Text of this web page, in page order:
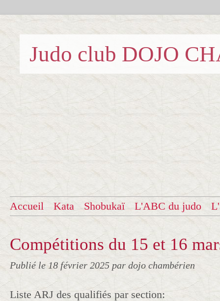
Judo club DOJO
Accueil Kata Shobukaï L'ABC du judo
Compétitions du 15 et 16
Publié le 18 février 2025 par dojo chambérien
Liste ARJ des qualifiés par section: